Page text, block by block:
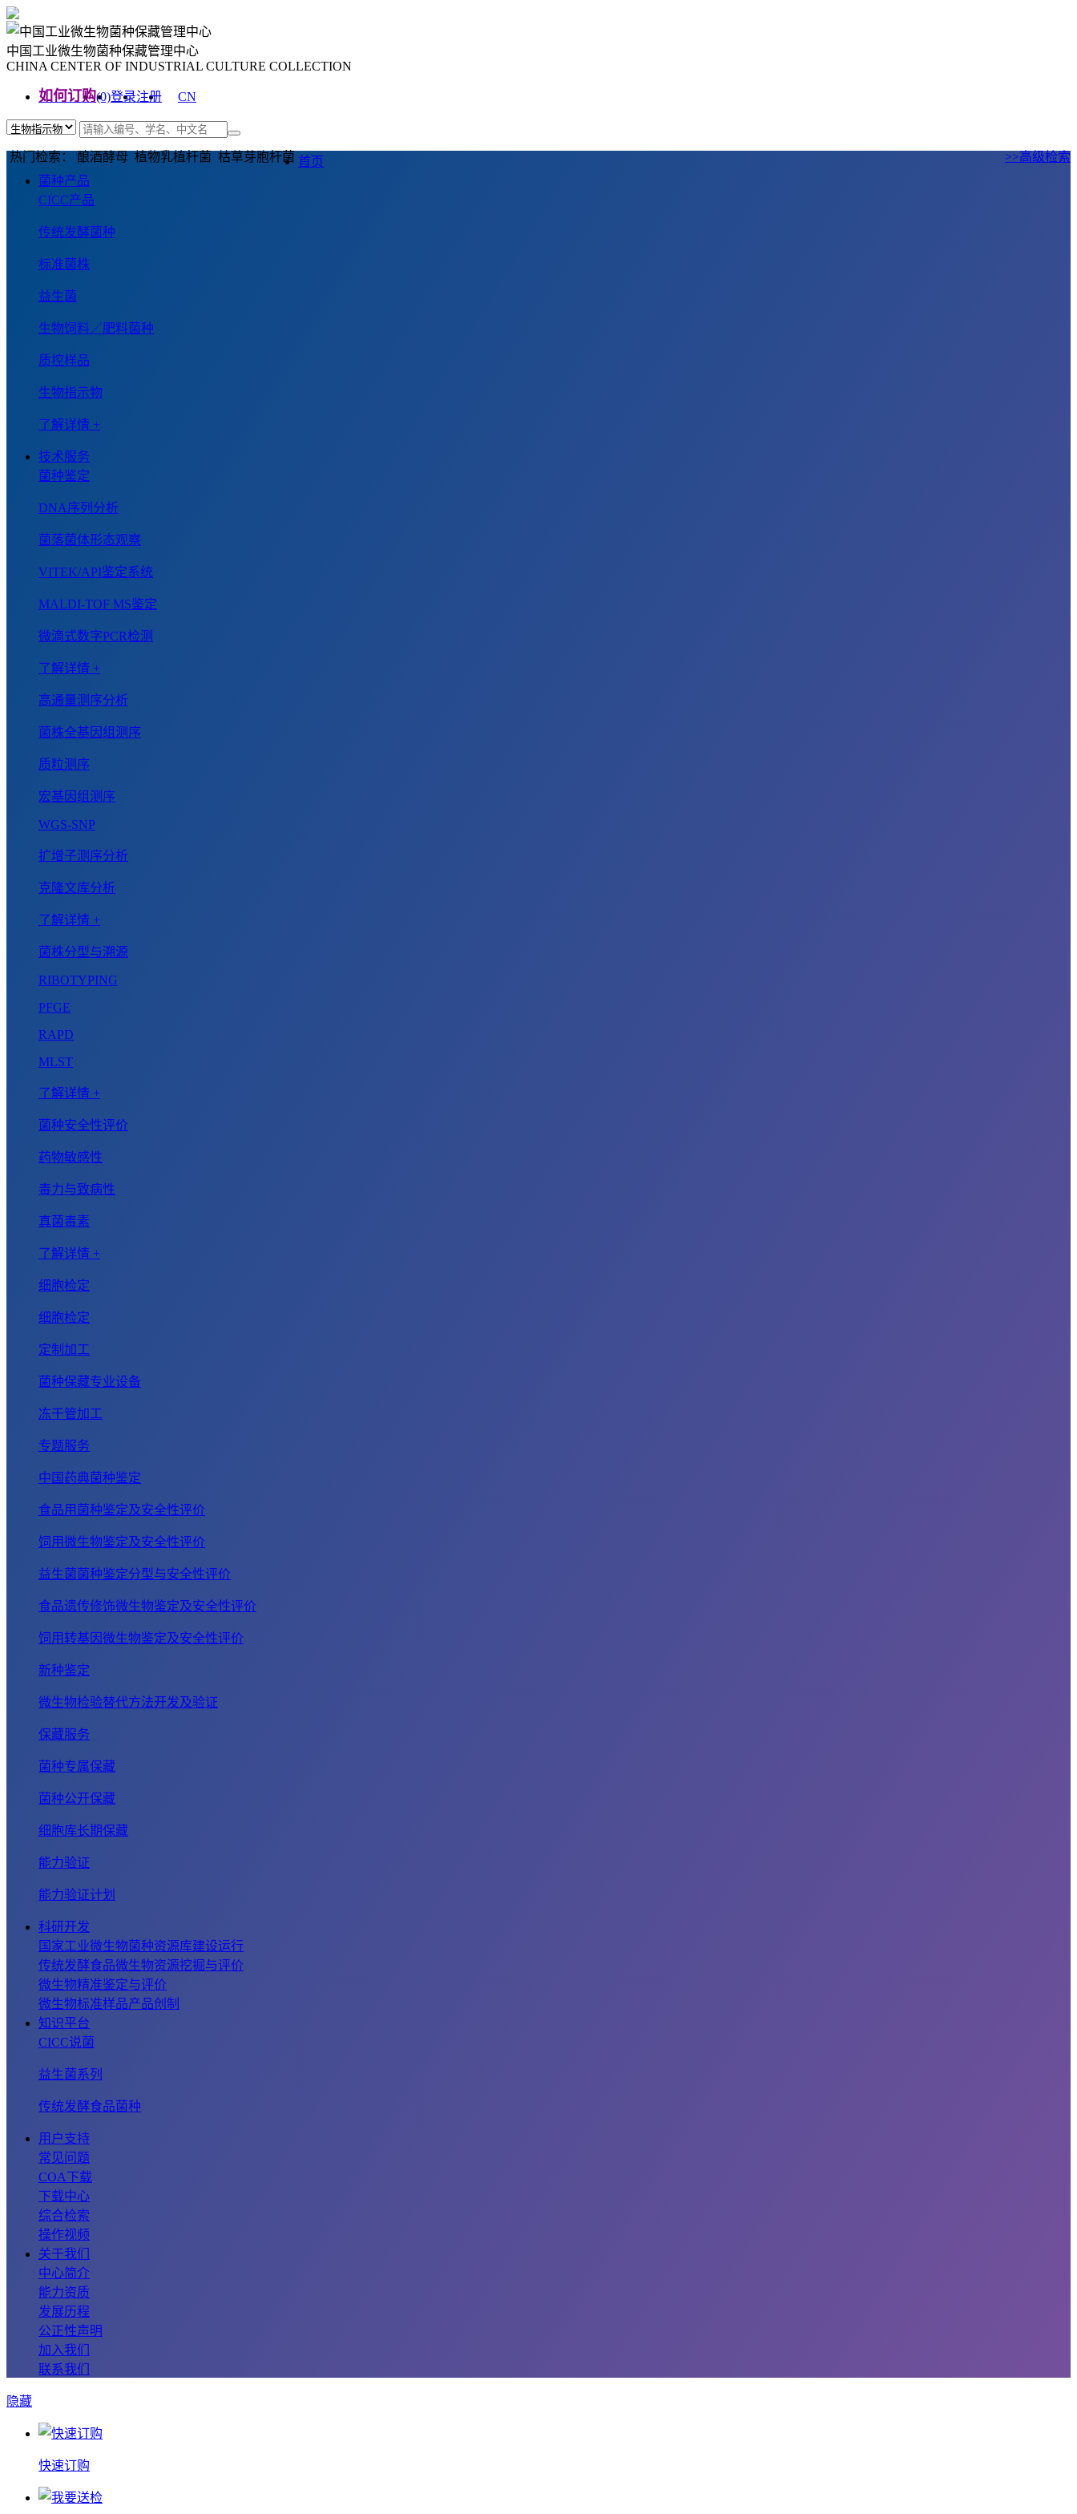
中国工业微生物菌种保藏管理中心
CHINA CENTER OF INDUSTRIAL CULTURE COLLECTION
如何订购(0)登录注册
CN
热门检索： 酿酒酵母 植物乳植杆菌 枯草芽胞杆菌 >>高级检索
首页
菌种产品
CICC产品
传统发酵菌种
标准菌株
益生菌
生物饲料／肥料菌种
质控样品
生物指示物
了解详情 +
技术服务
菌种鉴定
DNA序列分析
菌落菌体形态观察
VITEK/API鉴定系统
MALDI-TOF MS鉴定
微滴式数字PCR检测
了解详情 +
高通量测序分析
菌株全基因组测序
质粒测序
宏基因组测序
WGS-SNP
扩增子测序分析
克隆文库分析
了解详情 +
菌株分型与溯源
RIBOTYPING
PFGE
RAPD
MLST
了解详情 +
菌种安全性评价
药物敏感性
毒力与致病性
真菌毒素
了解详情 +
细胞检定
细胞检定
定制加工
菌种保藏专业设备
冻干管加工
专题服务
中国药典菌种鉴定
食品用菌种鉴定及安全性评价
饲用微生物鉴定及安全性评价
益生菌菌种鉴定分型与安全性评价
食品遗传修饰微生物鉴定及安全性评价
饲用转基因微生物鉴定及安全性评价
新种鉴定
微生物检验替代方法开发及验证
保藏服务
菌种专属保藏
菌种公开保藏
细胞库长期保藏
能力验证
能力验证计划
科研开发
国家工业微生物菌种资源库建设运行
传统发酵食品微生物资源挖掘与评价
微生物精准鉴定与评价
微生物标准样品产品创制
知识平台
CICC说菌
益生菌系列
传统发酵食品菌种
用户支持
常见问题
COA下载
下载中心
综合检索
操作视频
关于我们
中心简介
能力资质
发展历程
公正性声明
加入我们
联系我们
隐藏
快速订购